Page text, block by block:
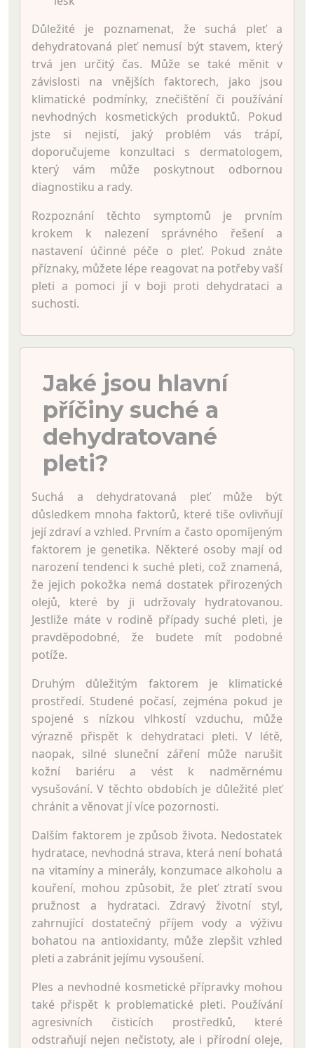
Důležité je poznamenat, že suchá pleť a
dehydratovaná pleť nemusí být stavem, který
trvá jen určitý čas. Může se také měnit v
závislosti na vnějších faktorech, jako jsou
klimatické podmínky, znečištění či používání
nevhodných kosmetických produktů. Pokud
jste si nejistí, jaký problém vás trápí,
doporučujeme konzultaci s dermatologem,
který vám může poskytnout odbornou
diagnostiku a rady.
Rozpoznání těchto symptomů je prvním
krokem k nalezení správného řešení a
nastavení účinné péče o pleť. Pokud znáte
příznaky, můžete lépe reagovat na potřeby vaší
pleti a pomoci jí v boji proti dehydrataci a
suchosti.
Jaké jsou hlavní
příčiny suché a
dehydratované
pleti?
Suchá a dehydratovaná pleť může být
důsledkem mnoha faktorů, které tiše ovlivňují
její zdraví a vzhled. Prvním a často opomíjeným
faktorem je genetika. Některé osoby mají od
narození tendenci k suché pleti, což znamená,
že jejich pokožka nemá dostatek přirozených
olejů, které by ji udržovaly hydratovanou.
Jestliže máte v rodině případy suché pleti, je
pravděpodobné, že budete mít podobné
potíže.
Druhým důležitým faktorem je klimatické
prostředí. Studené počasí, zejména pokud je
spojené s nízkou vlhkostí vzduchu, může
výrazně přispět k dehydrataci pleti. V létě,
naopak, silné sluneční záření může narušit
kožní bariéru a vést k nadměrnému
vysušování. V těchto obdobích je důležité pleť
chránit a věnovat jí více pozornosti.
Dalším faktorem je způsob života. Nedostatek
hydratace, nevhodná strava, která není bohatá
na vitamíny a minerály, konzumace alkoholu a
kouření, mohou způsobit, že pleť ztratí svou
pružnost a hydrataci. Zdravý životní styl,
zahrnující dostatečný příjem vody a výživu
bohatou na antioxidanty, může zlepšit vzhled
pleti a zabránit jejímu vysoušení.
Ples a nevhodné kosmetické přípravky mohou
také přispět k problematické pleti. Používání
agresivních čisticích prostředků, které
odstraňují nejen nečistoty, ale i přírodní oleje,